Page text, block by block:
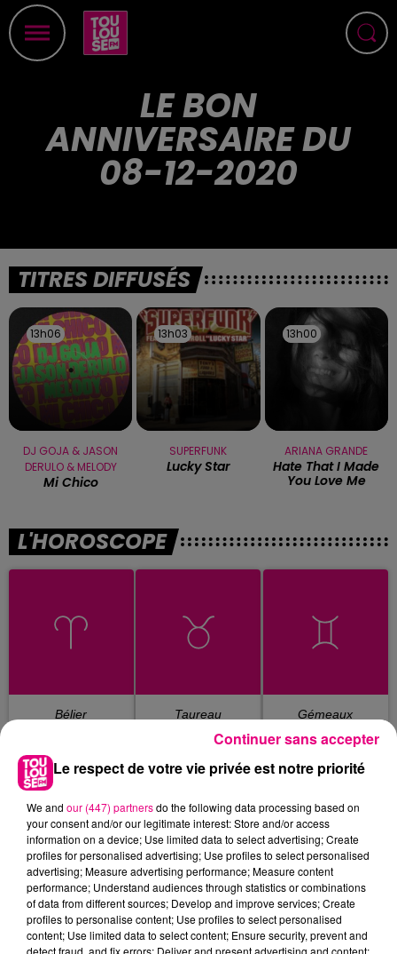
LE BON
ANNIVERSAIRE DU
08-12-2020
TITRES DIFFUSÉS
13h06
13h06
DJ GOJA & JASON
DERULO & MELODY
Mi Chico
13h03
13h03
SUPERFUNK
Lucky Star
13h00
13h00
ARIANA GRANDE
Hate That I Made
You Love Me
L'HOROSCOPE
Bélier Taureau Gémeaux
Cancer Lion Vierge
Le respect de votre vie privée est notre priorité
We and our (447) partnersdo the following data processing based on
your consent and/or our legitimate interest: Store and/or access
information on a device; Use limited data to select advertising; Create
profiles for personalised advertising; Use profiles to select personalised
advertising; Measure advertising performance; Measure content
performance; Understand audiences through statistics or combinations
of data from different sources; Develop and improve services; Create
profiles to personalise content; Use profiles to select personalised
content; Use limited data to select content; Ensure security, prevent and
detect fraud, and fix errors; Deliver and present advertising and content;
Continuer sans accepter